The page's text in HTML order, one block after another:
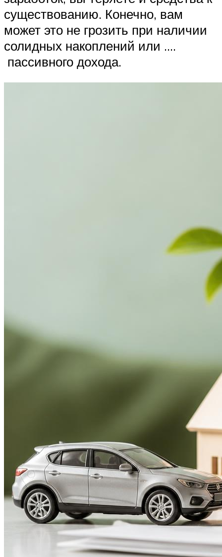
существованию. Конечно, вам
может это не грозить при наличии
солидных накоплений или ….
пассивного дохода.